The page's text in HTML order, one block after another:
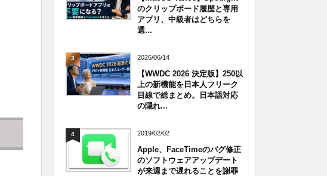
のクリップボード履歴と専用
アプリ、中級者はどちらを
選...
3 2026/06/14
【WWDC 2026 決定版】250以
上の新機能を日本人フリーク
目線で総まとめ。日本語対応
の隠れ...
4 2019/02/02
Apple、FaceTimeのバグ修正
のソフトウェアアップデート
が来週まで遅れることを謝罪